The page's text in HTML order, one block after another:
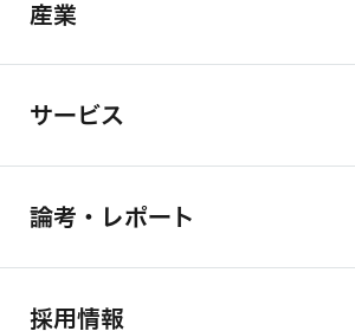
産業
サービス
論考・レポート
採用情報